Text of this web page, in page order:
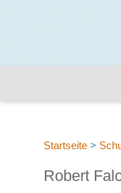
Startseite >
Robert